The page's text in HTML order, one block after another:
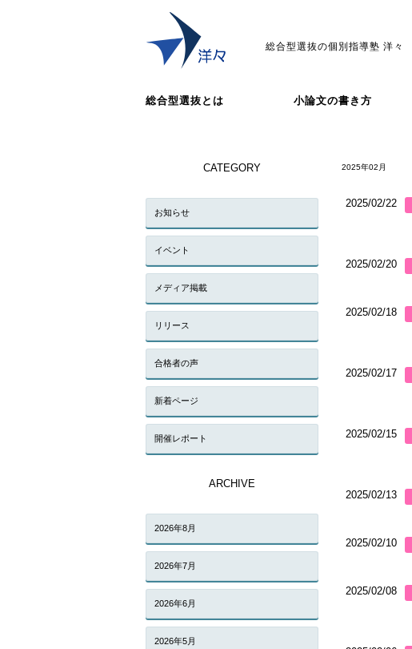
総合型選抜の個別指導塾 洋々
総合型選抜とは 小論文の書き方
2025年02月
2025/02/22
2025/02/20
2025/02/18
2025/02/17
2025/02/15
2025/02/13
2025/02/10
2025/02/08
CATEGORY
お知らせ
イベント
メディア掲載
リリース
合格者の声
新着ページ
開催レポート
ARCHIVE
2026年8月
2026年7月
2026年6月
2026年5月